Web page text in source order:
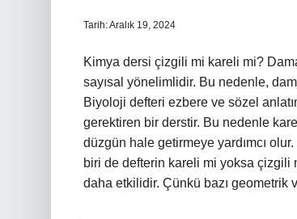
Tarih: Aralık 19, 2024
Kimya dersi çizgili mi kareli mi?
sayısal yönelimlidir. Bu nedenle,
Biyoloji defteri ezbere ve sözel
gerektiren bir derstir. Bu nedenle
düzgün hale getirmeye yardımcı
biri de defterin kareli mi yoksa çizgili
daha etkilidir. Çünkü bazı geometrik